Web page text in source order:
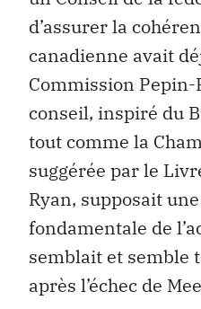
d’assurer la
canadienne avait
Commission Pepin-
conseil, inspiré du
tout comme la
suggérée par le
Ryan, supposait
fondamentale de
semblait et semble
après l’échec de